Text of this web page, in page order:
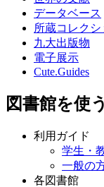
データベース
所蔵コレクシ
九大出版物
電子展示
Cute.Guides
図書館を使う
利用ガイド
学生・
一般の
各図書館